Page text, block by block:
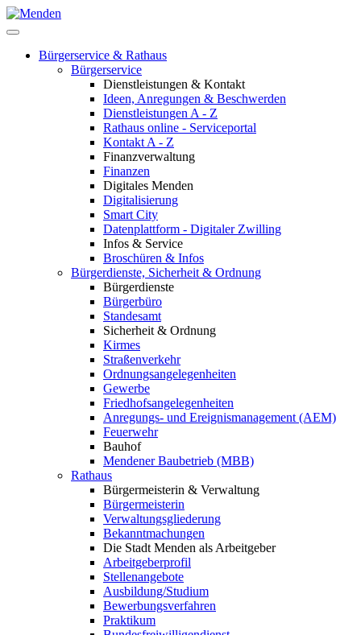
Bürgerservice & Rathaus
Bürgerservice
Dienstleistungen & Kontakt
Ideen, Anregungen & Beschwerden
Dienstleistungen A - Z
Rathaus online - Serviceportal
Kontakt A - Z
Finanzverwaltung
Finanzen
Digitales Menden
Digitalisierung
Smart City
Datenplattform - Digitaler Zwilling
Infos & Service
Broschüren & Infos
Bürgerdienste, Sicherheit & Ordnung
Bürgerdienste
Bürgerbüro
Standesamt
Sicherheit & Ordnung
Kirmes
Straßenverkehr
Ordnungsangelegenheiten
Gewerbe
Friedhofsangelegenheiten
Anregungs- und Ereignismanagement (AEM)
Feuerwehr
Bauhof
Mendener Baubetrieb (MBB)
Rathaus
Bürgermeisterin & Verwaltung
Bürgermeisterin
Verwaltungsgliederung
Bekanntmachungen
Die Stadt Menden als Arbeitgeber
Arbeitgeberprofil
Stellenangebote
Ausbildung/Studium
Bewerbungsverfahren
Praktikum